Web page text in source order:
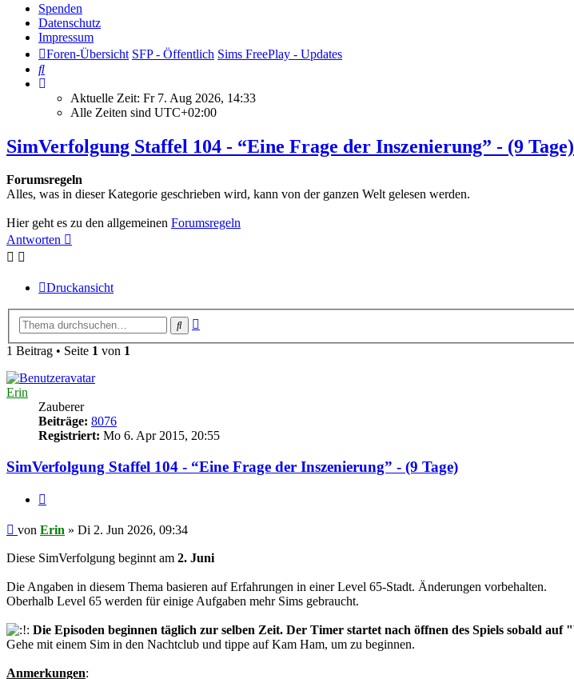
Spenden
Datenschutz
Impressum
Foren-Übersicht SFP - Öffentlich Sims FreePlay - Updates
Suche
Aktuelle Zeit: Fr 7. Aug 2026, 14:33
Alle Zeiten sind UTC+02:00
SimVerfolgung Staffel 104 - “Eine Frage der Inszenierung” - (9 Tage)
Forumsregeln
Alles, was in dieser Kategorie geschrieben wird, kann von der ganzen Welt gelesen werden.
Hier geht es zu den allgemeinen Forumsregeln
Antworten
Druckansicht
Suche
1 Beitrag • Seite 1 von 1
Erin
Zauberer
Beiträge: 8076
Registriert: Mo 6. Apr 2015, 20:55
SimVerfolgung Staffel 104 - “Eine Frage der Inszenierung” - (9 Tage)
Beitrag
von Erin » Di 2. Jun 2026, 09:34
Diese SimVerfolgung beginnt am 2. Juni
Die Angaben in diesem Thema basieren auf Erfahrungen in einer Level 65-Stadt. Änderungen vorbehalten.
Oberhalb Level 65 werden für einige Aufgaben mehr Sims gebraucht.
Die Episoden beginnen täglich zur selben Zeit. Der Timer startet nach öffnen des Spiels sobald
Gehe mit einem Sim in den Nachtclub und tippe auf Kam Ham, um zu beginnen.
Anmerkungen: